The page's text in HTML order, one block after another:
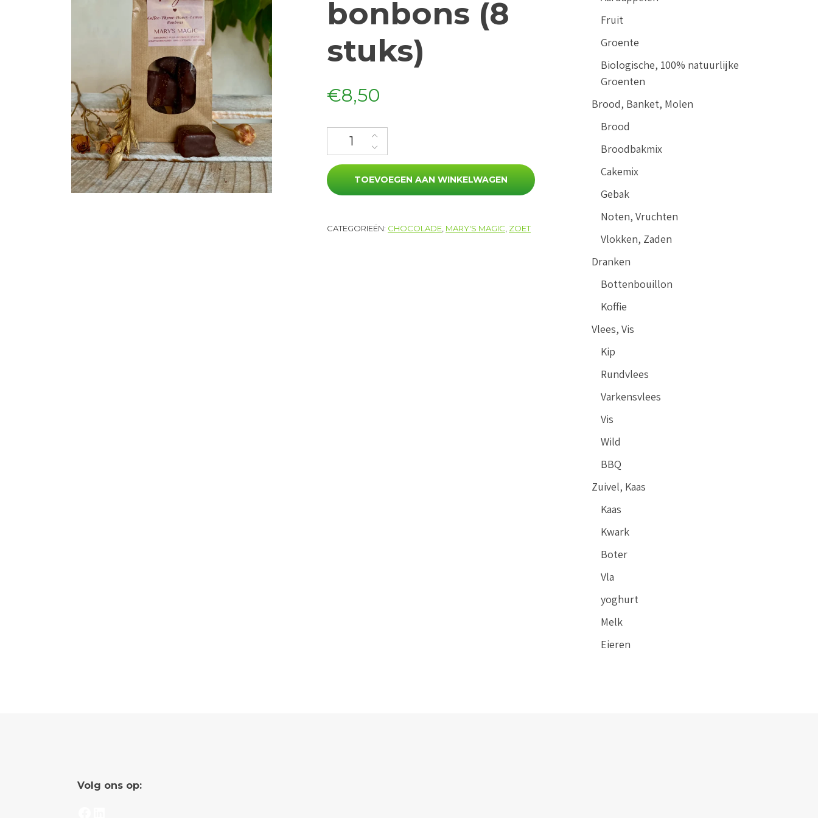
bonbons (8
stuks)
€8,50
Koffie-tijm bonbons (8 stuks) aantal
TOEVOEGEN AAN WINKELWAGEN
CATEGORIEËN: CHOCOLADE MARY'S MAGIC ZOET
Fruit
Groente
Biologische, 100% natuurlijke
Groenten
Brood, Banket, Molen
Brood
Broodbakmix
Cakemix
Gebak
Noten, Vruchten
Vlokken, Zaden
Dranken
Bottenbouillon
Koffie
Vlees, Vis
Kip
Rundvlees
Varkensvlees
Vis
Wild
BBQ
Zuivel, Kaas
Kaas
Kwark
Boter
Vla
yoghurt
Melk
Eieren
Volg ons op: